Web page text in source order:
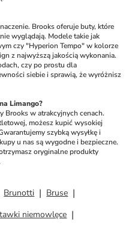
Brooks oferuje buty, które
wyglądają. Modele takie jak
czy "Hyperion Tempo" w kolorze
z najwyższą jakością wykonania.
czy po prostu dla
siebie i sprawią, że wyróżnisz
Limango?
Brooks w atrakcyjnych cenach.
możesz kupić wysokiej
szybką wysyłkę i
u nas są wygodne i bezpieczne.
oryginalne produkty
Brunotti
Bruse
niemowlęce